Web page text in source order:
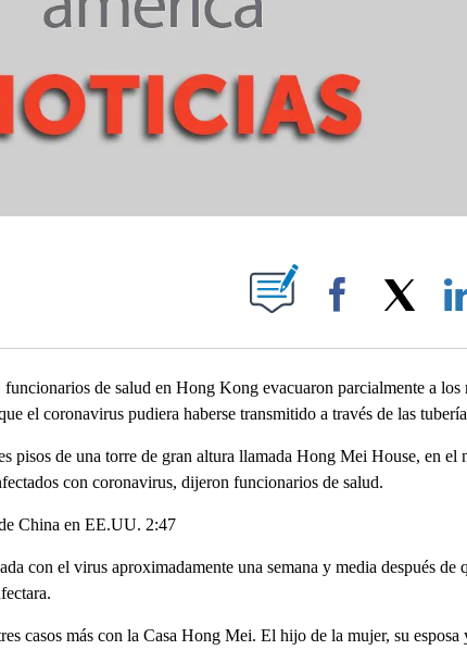
NOTIFICATIONS ABOUT NEW PAGES ON "".
Facebook
de salud en Hong Kong evacuaron parcialmente a los
el coronavirus pudiera haberse transmitido a través de las
pisos de una torre de gran altura llamada Hong Mei House, en el
con coronavirus, dijeron funcionarios de salud.
China en EE.UU. 2:47
con el virus aproximadamente una semana y media después de
casos más con la Casa Hong Mei. El hijo de la mujer, su esposa